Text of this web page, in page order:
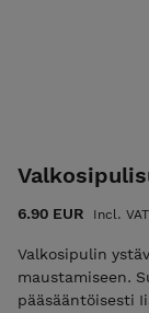
6.90 EUR Incl.
Valkosipulin
maustamiseen.
pääsääntöisesti